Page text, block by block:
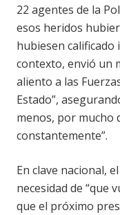
22 agentes de la
esos heridos
hubiesen calificado
contexto, envió un
aliento a las
Estado”,
menos, por mucho
constantemente”.
En clave nacional,
necesidad de “que
que el próximo